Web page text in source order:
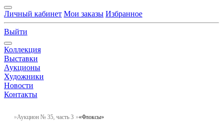
Личный кабинет Мои заказы Избранное
Выйти
Коллекция
Выставки
Аукционы
Художники
Новости
Контакты
Аукцион № 35, часть 3 «Флоксы»